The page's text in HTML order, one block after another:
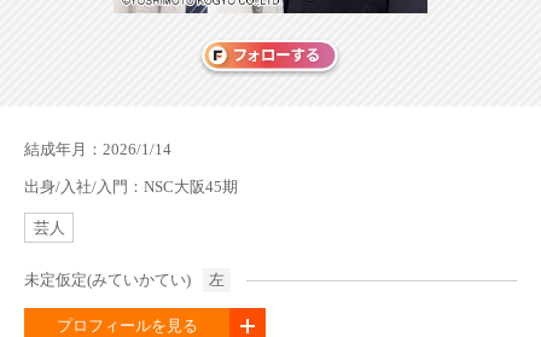
結成年月：2026/1/14
出身/入社/入門：NSC大阪45期
芸人
未定仮定(みていかてい) 左
プロフィールを見る